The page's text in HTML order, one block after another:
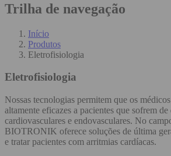
Trilha de navegação
Início
Produtos
Eletrofisiologia
Eletrofisiologia
Nossas tecnologias permitem que os
altamente eficazes a pacientes que sofrem de
cardiovasculares e endovasculares. No
BIOTRONIK oferece soluções de última
e tratar pacientes com arritmias cardíacas.